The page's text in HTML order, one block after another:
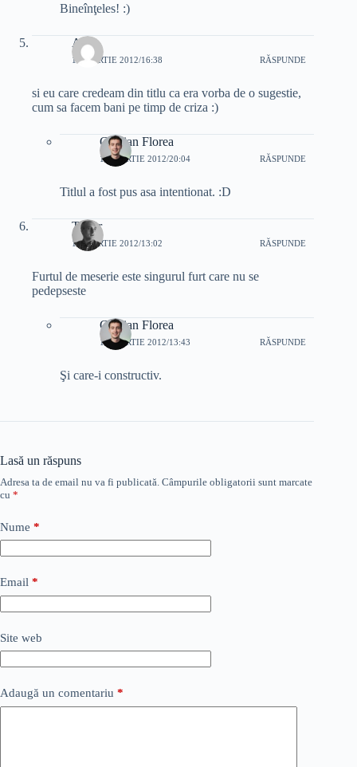
Bineînţeles! :)
Ana-
12 MARTIE 2012/16:38 RĂSPUNDE
si eu care credeam din titlu ca era vorba de o sugestie,
cum sa facem bani pe timp de criza :)
Cristian Florea
12 MARTIE 2012/20:04 RĂSPUNDE
Titlul a fost pus asa intentionat. :D
Tudor
13 MARTIE 2012/13:02 RĂSPUNDE
Furtul de meserie este singurul furt care nu se
pedepseste
Cristian Florea
14 MARTIE 2012/13:43 RĂSPUNDE
Şi care-i constructiv.
Lasă un răspuns
Adresa ta de email nu va fi publicată. Câmpurile obligatorii sunt marcate
cu *
Nume *
Email *
Site web
Adaugă un comentariu *